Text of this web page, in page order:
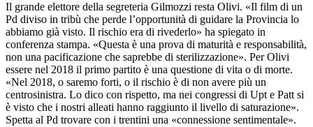
Il grande elettore della segreteria Gilmozzi resta Olivi. «Il film di un
Pd diviso in tribù che perde l’opportunità di guidare la Provincia lo
abbiamo già visto. Il rischio era di rivederlo» ha spiegato in
conferenza stampa. «Questa è una prova di maturità e responsabilità,
non una pacificazione che saprebbe di sterilizzazione». Per Olivi
essere nel 2018 il primo partito è una questione di vita o di morte.
«Nel 2018, o saremo forti, o il rischio è di non avere più un
centrosinistra. Lo dico con rispetto, ma nei congressi di Upt e Patt si
è visto che i nostri alleati hanno raggiunto il livello di saturazione».
Spetta al Pd trovare con i trentini una «connessione sentimentale».